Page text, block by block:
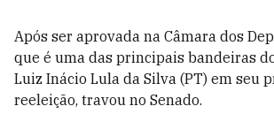
Após ser aprovada na Câmara dos
que é uma das principais bandeiras
Luiz Inácio Lula da Silva (PT) em seu
reeleição, travou no Senado.